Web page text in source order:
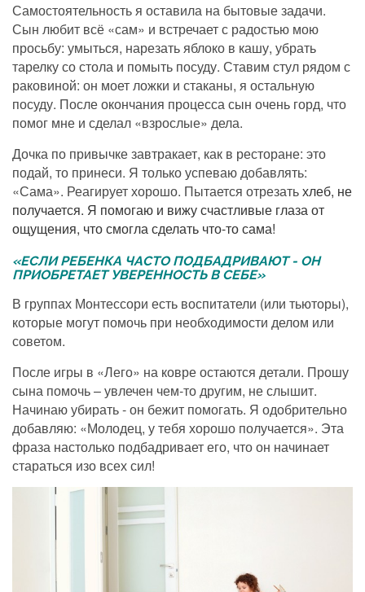
Самостоятельность я оставила на бытовые задачи.
Сын любит всё «сам» и встречает с радостью мою
просьбу: умыться, нарезать яблоко в кашу, убрать
тарелку со стола и помыть посуду. Ставим стул рядом с
раковиной: он моет ложки и стаканы, я остальную
посуду. После окончания процесса сын очень горд, что
помог мне и сделал «взрослые» дела.
Дочка по привычке завтракает, как в ресторане: это
подай, то принеси. Я только успеваю добавлять:
«Сама». Реагирует хорошо. Пытается отрезатьхлеб, не
получается. Я помогаю и вижу счастливые глаза от
ощущения, что смогла сделать что-то сама!
«ЕСЛИ РЕБЕНКА ЧАСТО ПОДБАДРИВАЮТ - ОН
ПРИОБРЕТАЕТ УВЕРЕННОСТЬ В СЕБЕ»
В группах Монтессори есть воспитатели (или тьюторы),
которые могут помочь при необходимости делом или
советом.
После игры в «Лего» на ковре остаются детали. Прошу
сына помочь – увлечен чем-то другим, не слышит.
Начинаю убирать - он бежит помогать. Я одобрительно
добавляю: «Молодец, у тебя хорошо получается». Эта
фраза настолько подбадривает его, что он начинает
стараться изо всех сил!